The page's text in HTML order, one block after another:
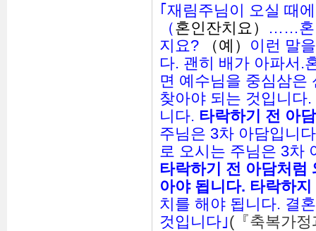
｢재림주님이 오실 때
（혼인잔치요）
……혼
지요? （예） 이런 말
다. 괜히 배가 아파서.
면 예수님을 중심삼은
찾아야 되는 것입니다
니다. 타락하기 전 아
주님은 3차 아담입니
로 오시는 주님은 3차
타락하기 전 아담처럼
아야 됩니다. 타락하지
치를 해야 됩니다. 결
것입니다｣(『축복가